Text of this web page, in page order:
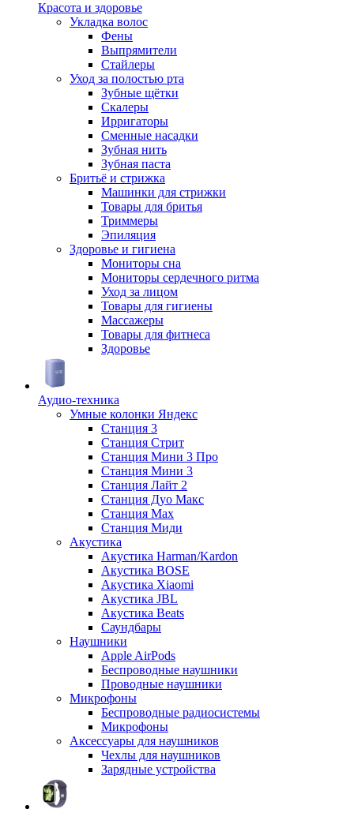
Красота и здоровье
Укладка волос
Фены
Выпрямители
Стайлеры
Уход за полостью рта
Зубные щётки
Скалеры
Ирригаторы
Сменные насадки
Зубная нить
Зубная паста
Бритьё и стрижка
Машинки для стрижки
Товары для бритья
Триммеры
Эпиляция
Здоровье и гигиена
Мониторы сна
Мониторы сердечного ритма
Уход за лицом
Товары для гигиены
Массажеры
Товары для фитнеса
Здоровье
Аудио-техника
Умные колонки Яндекс
Станция 3
Станция Стрит
Станция Мини 3 Про
Станция Мини 3
Станция Лайт 2
Станция Дуо Макс
Станция Max
Станция Миди
Акустика
Акустика Harman/Kardon
Акустика BOSE
Акустика Xiaomi
Акустика JBL
Акустика Beats
Саундбары
Наушники
Apple AirPods
Беспроводные наушники
Проводные наушники
Микрофоны
Беспроводные радиосистемы
Микрофоны
Аксессуары для наушников
Чехлы для наушников
Зарядные устройства